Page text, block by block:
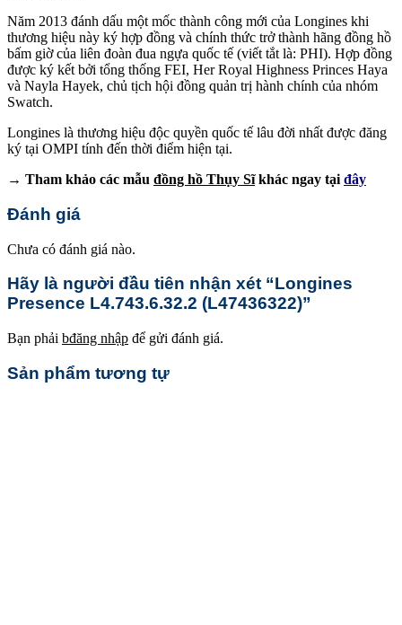
Năm 2013 đánh dấu một mốc thành công mới của Longines khi
thương hiệu này ký hợp đồng và chính thức trở thành hãng đồng hồ
bấm giờ của liên đoàn đua ngựa quốc tế (viết tắt là: PHI). Hợp đồng
được ký kết bởi tổng thống FEI, Her Royal Highness Princes Haya
và Nayla Hayek, chủ tịch hội đồng quản trị hành chính của nhóm
Swatch.
Longines là thương hiệu độc quyền quốc tế lâu đời nhất được đăng
ký tại OMPI tính đến thời điểm hiện tại.
→ Tham khảo các mẫu đồng hồ Thụy Sĩkhác ngay tại đây
Đánh giá
Chưa có đánh giá nào.
Hãy là người đầu tiên nhận xét “Longines
Presence L4.743.6.32.2 (L47436322)”
Bạn phải bđăng nhập để gửi đánh giá.
Sản phẩm tương tự